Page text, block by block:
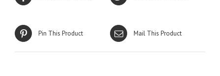
Pin This Product Mail This Product